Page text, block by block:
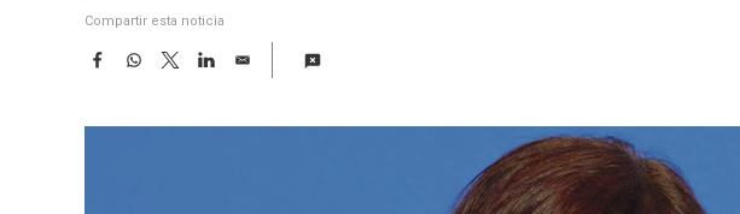
Compartir esta noticia
F
e
W
t
T
w
t
L
k
E
i